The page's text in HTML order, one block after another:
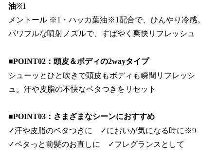
油※1
メントール ※1・ハッカ葉油※1配合で、ひんやり冷感。
パワフルな噴射ノズルで、すばやく爽快リフレッシュ
■POINT02：頭皮＆ボディの2wayタイプ
シューッとひと吹きで頭皮もボディも瞬間リフレッシ
ュ。汗や皮脂の不快なベタつきをリセット
■POINT03：さまざまなシーンにおすすめ
✓汗や皮脂のベタつきに ✓においが気になる時に※9
✓ペタっと前髪のお直しに ✓フレグランスとして